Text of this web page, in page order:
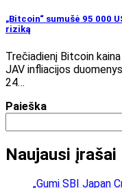
„Bitcoin“ sumušė 95 000
riziką
Trečiadienį Bitcoin
JAV infliacijos
24…
Paieška
Naujausi įrašai
„Gumi SBI Japan